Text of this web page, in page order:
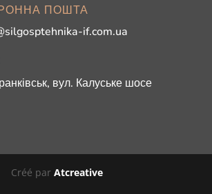
ПОШТА
if.com.ua
вул. Калуське шосе
Créé parAtcreative